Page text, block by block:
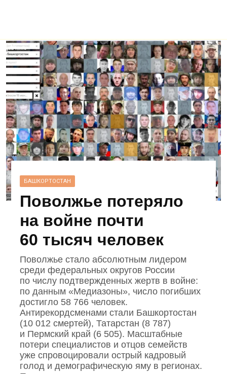
БАШКОРТОСТАН
Поволжье потеряло
на войне почти
60 тысяч человек
Поволжье стало абсолютным лидером
среди федеральных округов России
по числу подтвержденных жертв в войне:
по данным «Медиазоны», число погибших
достигло 58 766 человек.
Антирекордсменами стали Башкортостан
(10 012 смертей), Татарстан (8 787)
и Пермский край (6 505). Масштабные
потери специалистов и отцов семейств
уже спровоцировали острый кадровый
голод и демографическую яму в регионах.